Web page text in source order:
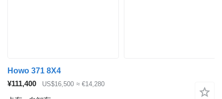
Howo 371 8X4
¥111,400
US$16,500 ≈ €14,280